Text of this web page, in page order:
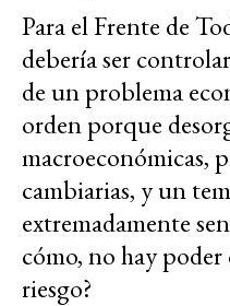
Para el Frente de
debería ser
de un problema
orden porque
macroeconómicas,
cambiarias, y un
extremadamente
cómo, no hay
riesgo?